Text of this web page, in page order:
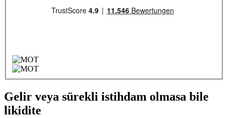
Gelir veya sürekli istihdam olmasa bile
likidite